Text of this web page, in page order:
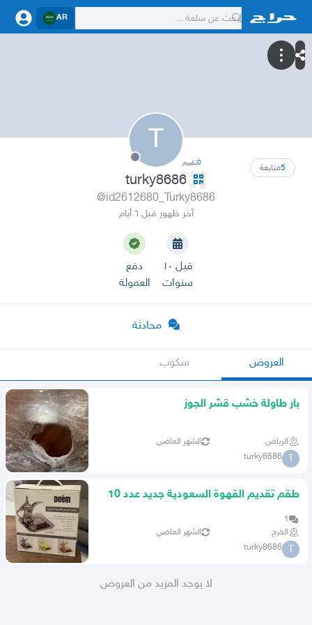
AR
T
5متابعة 0تقييم
turky8686
@id2612680_Turky8686
آخر ظهور قبل ٦ أيام
قبل ١٠
سنوات
دفع
العمولة
محادثة
العروض سكوب
بار طاولة خشب قشر الجوز
الرياض الشهر الماضي
T
turky8686
طقم تقديم القهوة السعودية جديد عدد 10
1
الخرج
الشهر الماضي
T
turky8686
لا يوجد المزيد من العروض